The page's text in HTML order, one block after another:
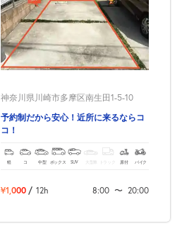
神奈川県川崎市多摩区南生田1-5-10
予約制だから安心！近所に来るならコ
コ！
軽 コ 中型 ボックス SUV 大型車 トラック 原付 バイク
¥1,000 / 12h 8:00 〜 20:00